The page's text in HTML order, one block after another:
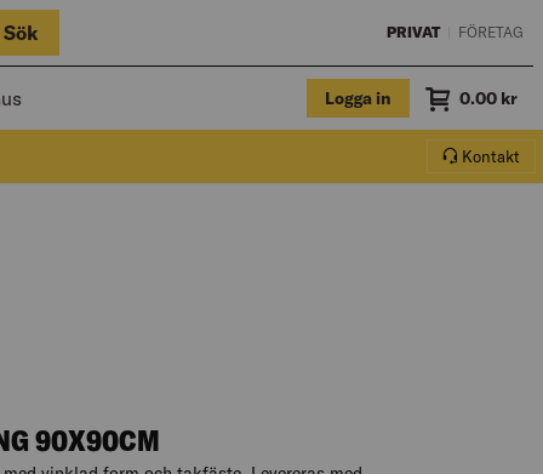
Sök PRIVAT FÖRETAG
Logga in Varukorg.
Summa
0.00 kr
Kontakt
90X90CM